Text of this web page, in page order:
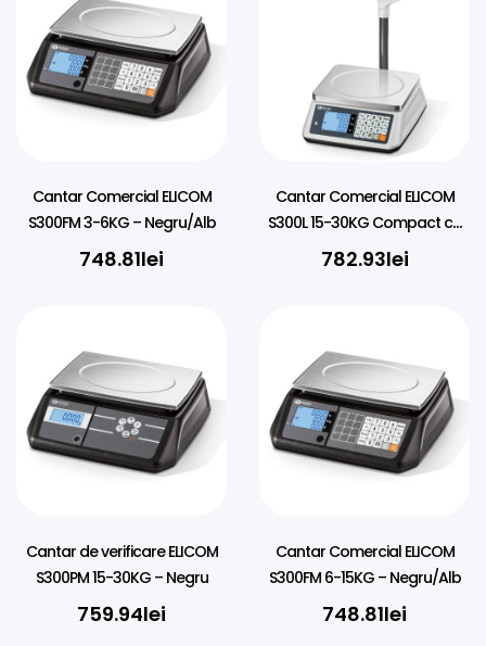
Cantar Comercial ELICOM
S300FM 3-6KG – Negru/Alb
748.81lei
Cantar Comercial ELICOM
S300L 15-30KG Compact cu
Brat – Negru/Alb
782.93lei
Cantar de verificare ELICOM
S300PM 15-30KG – Negru
759.94lei
Cantar Comercial ELICOM
S300FM 6-15KG – Negru/Alb
748.81lei